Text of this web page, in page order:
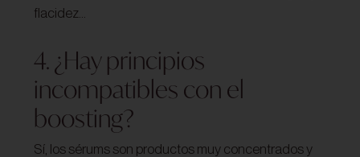
flacidez…
4. ¿Hay principios
incompatibles con el
boosting?
Sí, los sérums son productos muy concentrados y